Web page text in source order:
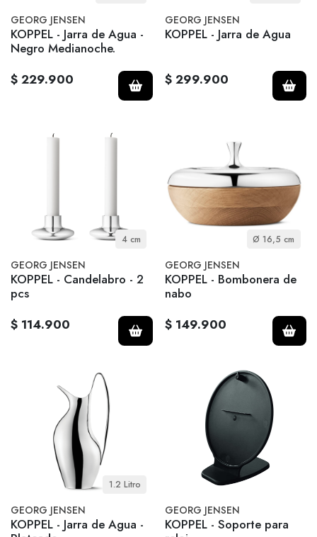
GEORG JENSEN
KOPPEL - Jarra de Agua -
Negro Medianoche.
$ 229.900
GEORG JENSEN
KOPPEL - Jarra de Agua
$ 299.900
4 cm
GEORG JENSEN
KOPPEL - Candelabro - 2
pcs
$ 114.900
Ø 16,5 cm
GEORG JENSEN
KOPPEL - Bombonera de
nabo
$ 149.900
1.2 Litro
GEORG JENSEN
KOPPEL - Jarra de Agua -
GEORG JENSEN
KOPPEL - Soporte para